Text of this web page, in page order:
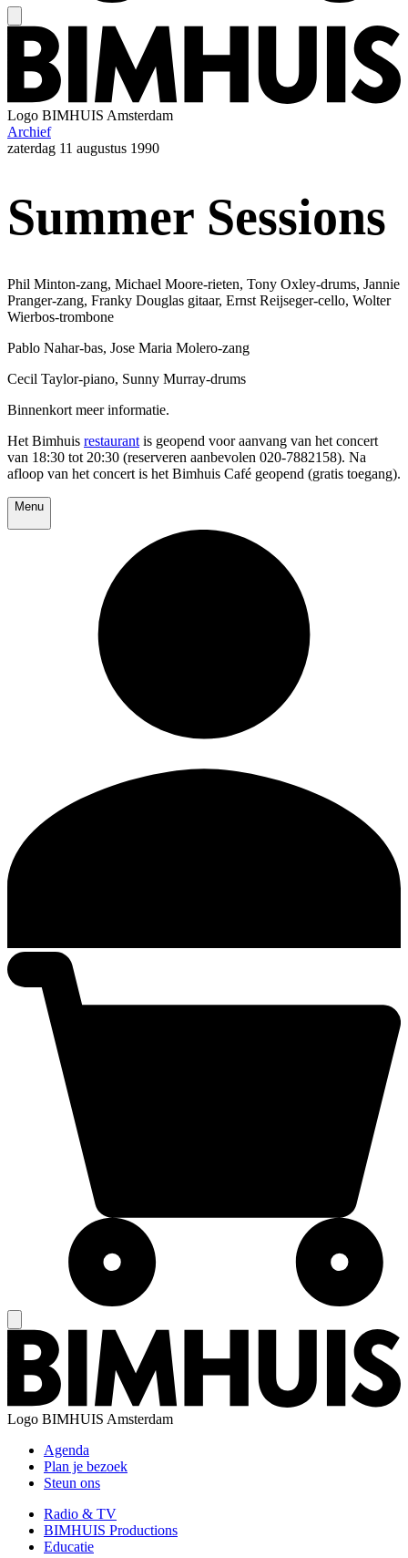
Logo BIMHUIS Amsterdam
Archief
zaterdag 11 augustus 1990
Summer Sessions
Phil Minton-zang, Michael Moore-rieten, Tony Oxley-drums, Jannie
Pranger-zang, Franky Douglas gitaar, Ernst Reijseger-cello, Wolter
Wierbos-trombone
Pablo Nahar-bas, Jose Maria Molero-zang
Cecil Taylor-piano, Sunny Murray-drums
Binnenkort meer informatie.
Het Bimhuis restaurant is geopend voor aanvang van het concert
van 18:30 tot 20:30 (reserveren aanbevolen 020-7882158). Na
afloop van het concert is het Bimhuis Café geopend (gratis toegang).
Menu
Logo BIMHUIS Amsterdam
Agenda
Plan je bezoek
Steun ons
Radio & TV
BIMHUIS Productions
Educatie